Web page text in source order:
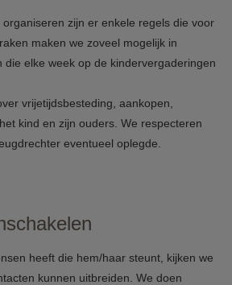
zijn er enkele regels die voor
maken we zoveel mogelijk in
die elke week op de kindervergaderingen
vrijetijdsbesteding, aankopen,
kind en zijn ouders. We respecteren
eventueel oplegde.
heeft die hem/haar steunt, kijken we
kunnen uitbreiden. We doen